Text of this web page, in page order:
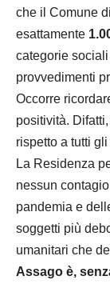
che il Comune
esattamente
categorie
provvedimenti
Occorre
positività.
rispetto a tutti
La Residenza
nessun
pandemia e
soggetti più
umanitari che
Assago è,